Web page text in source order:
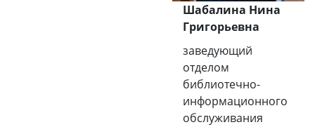
Шабалина Нина
Григорьевна
заведующий
отделом
библиотечно-
информационного
обслуживания